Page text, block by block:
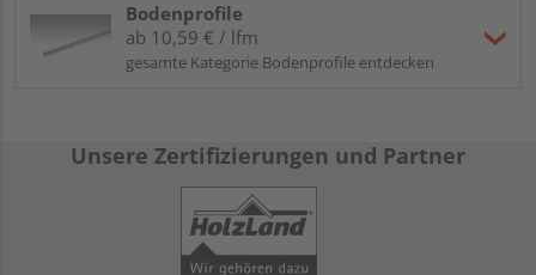
Bodenprofile
ab 10,59 € / lfm
gesamte Kategorie Bodenprofile entdecken
Unsere Zertifizierungen und Partner